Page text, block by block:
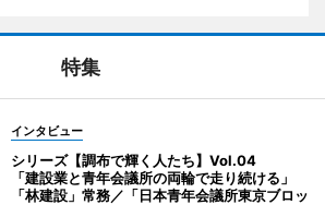
特集
インタビュー
シリーズ【調布で輝く人たち】Vol.04
「建設業と青年会議所の両輪で走り続ける」
「林建設」常務／「日本青年会議所東京ブロッ